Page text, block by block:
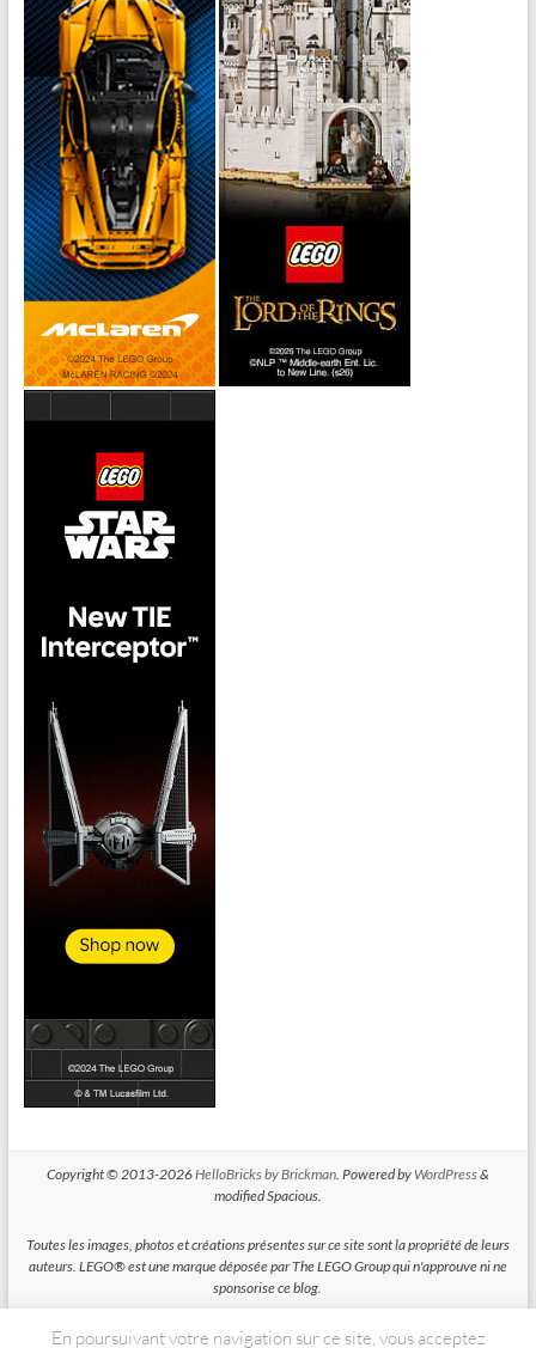
Copyright © 2013-2026HelloBricks by Brickman. Powered by WordPress&
modified Spacious.
Toutes les images, photos et créations présentes sur ce site sont la propriété de leurs
auteurs. LEGO® est une marque déposée par The LEGO Group qui n'approuve ni ne
sponsorise ce blog.
HelloBricks participe au Programme Partenaires d'Amazon EU, un programme
En poursuivant votre navigation sur ce site, vous acceptez